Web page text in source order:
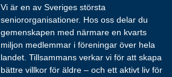
Vi är en av Sveriges största
seniororganisationer. Hos oss delar du
gemenskapen med närmare en kvarts
miljon medlemmar i föreningar över hela
landet. Tillsammans verkar vi för att skapa
bättre villkor för äldre – och ett aktivt liv för